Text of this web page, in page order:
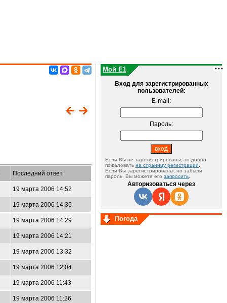
Последний ответ
19 марта 2006 14:52
19 марта 2006 14:36
19 марта 2006 14:29
19 марта 2006 14:21
19 марта 2006 13:32
19 марта 2006 12:04
19 марта 2006 11:43
19 марта 2006 11:26
Мой E1
Вход для зарегистрированных
пользователей:
E-mail:
Пароль:
Если Вы не зарегистрированы, то добро
пожаловать на страницу регистрации
Если Вы зарегистрированы, но забыли
пароль, Вы можете его запросить
Авторизоваться через
Погода